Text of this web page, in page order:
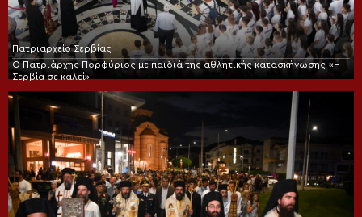
Πατριαρχείο Σερβίας
Ο Πατριάρχης Πορφύριος με παιδιά της αθλητικής κατασκήνωσης «Η
Σερβία σε καλεί»